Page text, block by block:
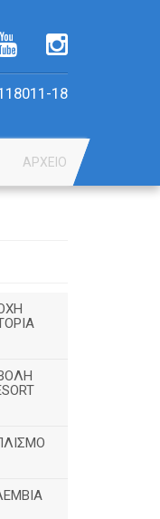
18
ΑΡΧΕΙΟ